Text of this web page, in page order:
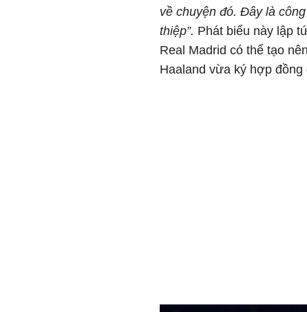
về chuyện đó. Đây là
thiệp”. Phát biểu này lập
Real Madrid có thể tạo
Haaland vừa ký hợp